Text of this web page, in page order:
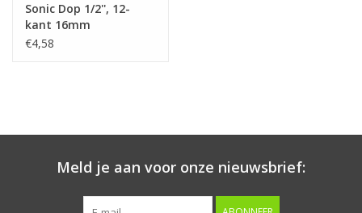
Luchtgereedschap
Sonic Dop 1/2'', 12-
kant 16mm
€4,58
Meld je aan voor onze nieuwsbrief: